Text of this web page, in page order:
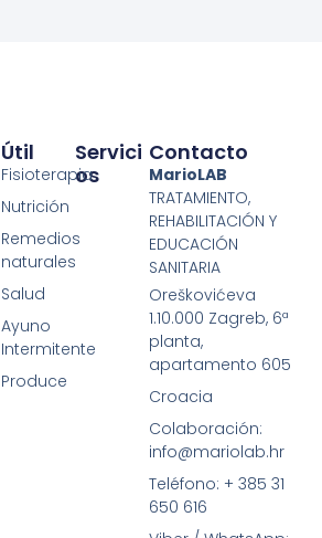
Servici
Os
Útil
Fisioterapia
Nutrición
Remedios
naturales
Salud
Ayuno
Intermitente
Produce
Contacto
MarioLAB
TRATAMIENTO,
REHABILITACIÓN Y
EDUCACIÓN
SANITARIA
Oreškovićeva
1.10.000 Zagreb, 6ª
planta,
apartamento 605
Croacia
Colaboración:
info@mariolab.hr
Teléfono: + 385 31
650 616